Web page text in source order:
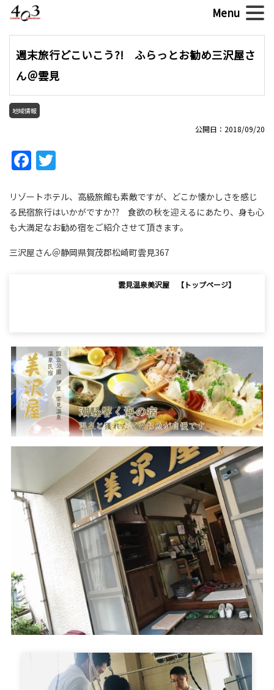
週末旅行どこいこう?! ふらっとお勧め三沢屋さ
ん＠雲見
地域情報
公開日：2018/09/20
Facebook
リゾートホテル、高級旅館も素敵ですが、どこか懐かしさを感じ
る民宿旅行はいかがですか?? 食欲の秋を迎えるにあたり、身も心
も大満足なお勧め宿をご紹介させて頂きます。
三沢屋さん＠静岡県賀茂郡松崎町雲見367
雲見温泉美沢屋 【トップページ】